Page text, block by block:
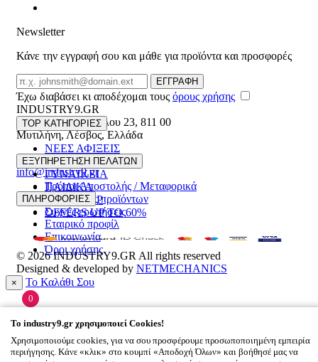
Newsletter
Κάνε την εγγραφή σου και μάθε για προϊόντα και προσφορές
Email
ΕΓΓΡΑΦΗ
Έχω διαβάσει κι αποδέχομαι τους όρους χρήσης
INDUSTRY9.GR
Ελευθέριου Βενιζέλου 23, 811 00
Μυτιλήνη,Λέσβος,Ελλάδα
22510 55629
info@industry9.gr
TOP ΚΑΤΗΓΟΡΙΕΣ
ΝΕΕΣ ΑΦΙΞΕΙΣ
ΑΝΔΡΙΚΑ
ΓΥΝΑΙΚΕΙΑ
ΠΑΙΔΙΚΑ
ΑΞΕΣΟΥΑΡ
OFFERS UP TO 60%
ΕΞΥΠΗΡΕΤΗΣΗ ΠΕΛΑΤΩΝ
Τρόποι Αποστολής / Μεταφορικά
Επιστροφές προϊόντων
Συχνές ερωτήσεις
ΠΛΗΡΟΦΟΡΙΕΣ
Εταιρικό προφίλ
Επικοινωνία
Όροι χρήσης
© 2026INDUSTRY9.GR All rights reserved
Designed & developed by NETMECHANICS
× Το Καλάθι Σου
0
To industry9.gr χρησιμοποιεί Cookies!
Χρησιμοποιούμε cookies, για να σου προσφέρουμε προσωποποιημένη εμπειρία
περιήγησης. Κάνε «κλικ» στο κουμπί «Αποδοχή Όλων» και βοήθησέ μας να